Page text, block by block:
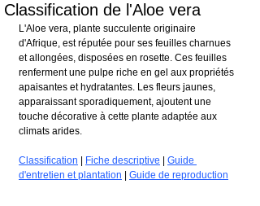
Classification de l'Aloe vera
L'Aloe vera, plante succulente originaire
d'Afrique, est réputée pour ses feuilles charnues
et allongées, disposées en rosette. Ces feuilles
renferment une pulpe riche en gel aux propriétés
apaisantes et hydratantes. Les fleurs jaunes,
apparaissant sporadiquement, ajoutent une
touche décorative à cette plante adaptée aux
climats arides.
Classification Fiche descriptive
Guide
d'entretien et plantation
Guide de reproduction